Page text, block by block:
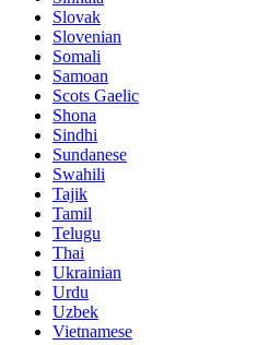
Slovak
Slovenian
Somali
Samoan
Scots Gaelic
Shona
Sindhi
Sundanese
Swahili
Tajik
Tamil
Telugu
Thai
Ukrainian
Urdu
Uzbek
Vietnamese